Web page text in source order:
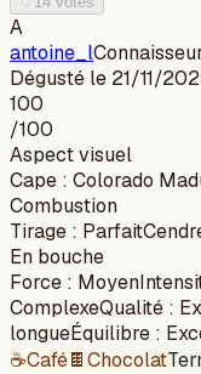
A
antoine_l
Dégusté le 21/11/
100
/100
Aspect visuel
Cape : Colorado
Combustion
Tirage : Parfait
En bouche
Force : Moyen
ComplexeQualité :
longueÉquilibre :
☕Café🍫Chocolat